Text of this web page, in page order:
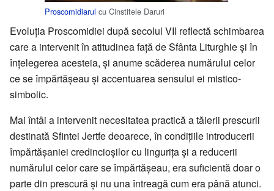
Proscomidiarul cu Cinstitele Daruri
Evoluţia Proscomidiei după secolul VII reflectă schimbarea
care a intervenit în atitudinea faţă de Sfânta Liturghie şi în
înţelegerea acesteia, şi anume scăderea numărului celor
ce se împărtăşeau şi accentuarea sensului ei mistico-
simbolic.
Mai întâi a intervenit necesitatea practică a tăierii prescurii
destinată Sfintei Jertfe deoarece, în condiţiile introducerii
împărtăşaniei credincioşilor cu linguriţa şi a reducerii
numărului celor care se împărtăşeau, era suficientă doar o
parte din prescură şi nu una întreagă cum era până atunci.